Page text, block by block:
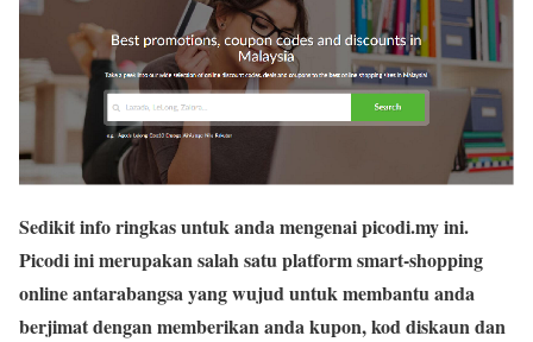
Sedikit info ringkas untuk anda mengenai picodi.my ini.
Picodi ini merupakan salah satu platform smart-shopping
online antarabangsa yang wujud untuk membantu anda
berjimat dengan memberikan anda kupon, kod diskaun dan